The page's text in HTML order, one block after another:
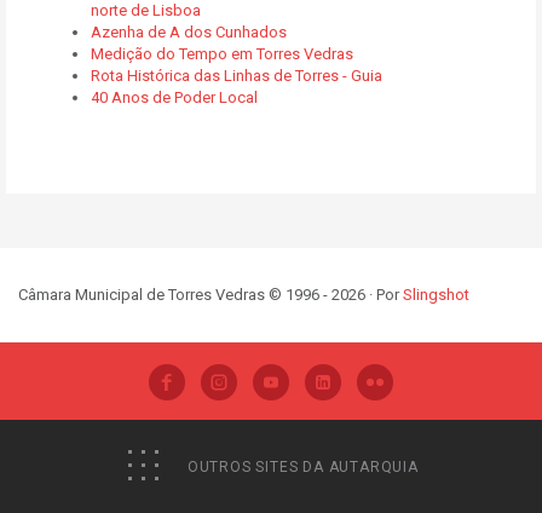
norte de Lisboa
Azenha de A dos Cunhados
Medição do Tempo em Torres Vedras
Rota Histórica das Linhas de Torres - Guia
40 Anos de Poder Local
Câmara Municipal de Torres Vedras © 1996 - 2026 · PorSlingshot
OUTROS SITES DA AUTARQUIA